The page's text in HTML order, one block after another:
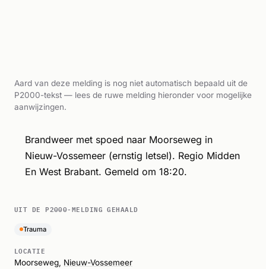
Aard van deze melding is nog niet automatisch bepaald uit de
P2000-tekst — lees de ruwe melding hieronder voor mogelijke
aanwijzingen.
Brandweer met spoed naar Moorseweg in
Nieuw-Vossemeer (ernstig letsel). Regio Midden
En West Brabant. Gemeld om 18:20.
UIT DE P2000-MELDING GEHAALD
Trauma
LOCATIE
Moorseweg, Nieuw-Vossemeer